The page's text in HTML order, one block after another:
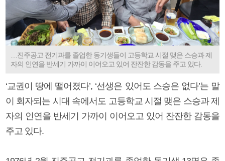
…진주공고 전기과를 졸업한 동기생들이 고등학교 시절 맺은 스승과 제
자의 인연을 반세기 가까이 이어오고 있어 잔잔한 감동을 주고 있다.
‘교권이 땅에 떨어졌다’, ‘선생은 있어도 스승은 없다’는 말
이 회자되는 시대 속에서도 고등학교 시절 맺은 스승과 제
자의 인연을 반세기 가까이 이어오고 있어 잔잔한 감동을
주고 있다.